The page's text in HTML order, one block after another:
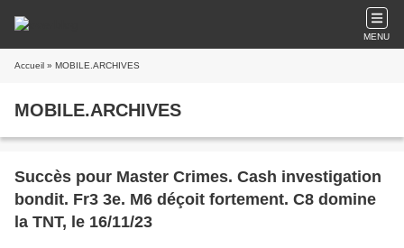
MENU
Accueil » MOBILE.ARCHIVES
MOBILE.ARCHIVES
Succès pour Master Crimes. Cash investigation
bondit. Fr3 3e. M6 déçoit fortement. C8 domine
la TNT, le 16/11/23